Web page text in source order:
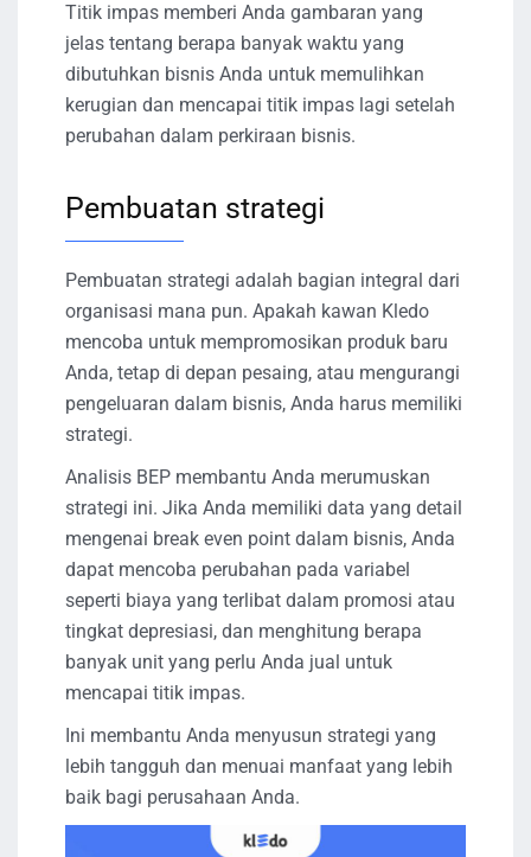
Titik impas memberi Anda gambaran yang
jelas tentang berapa banyak waktu yang
dibutuhkan bisnis Anda untuk memulihkan
kerugian dan mencapai titik impas lagi setelah
perubahan dalam perkiraan bisnis.
Pembuatan strategi
Pembuatan strategi adalah bagian integral dari
organisasi mana pun. Apakah kawan Kledo
mencoba untuk mempromosikan produk baru
Anda, tetap di depan pesaing, atau mengurangi
pengeluaran dalam bisnis, Anda harus memiliki
strategi.
Analisis BEP membantu Anda merumuskan
strategi ini. Jika Anda memiliki data yang detail
mengenai break even point dalam bisnis, Anda
dapat mencoba perubahan pada variabel
seperti biaya yang terlibat dalam promosi atau
tingkat depresiasi, dan menghitung berapa
banyak unit yang perlu Anda jual untuk
mencapai titik impas.
Ini membantu Anda menyusun strategi yang
lebih tangguh dan menuai manfaat yang lebih
baik bagi perusahaan Anda.